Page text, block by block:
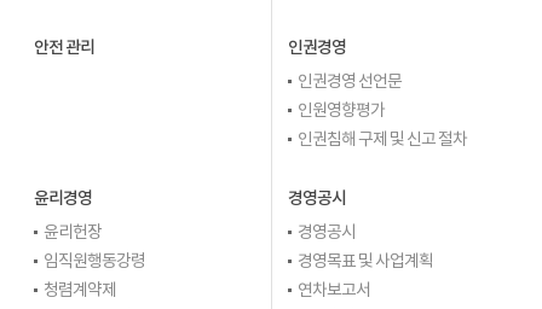
안전 관리 인권경영
인권경영 선언문
인원영향평가
인권침해 구제 및 신고 절차
윤리경영
윤리헌장
임직원행동강령
청렴계약제
경영공시
경영공시
경영목표 및 사업계획
연차보고서